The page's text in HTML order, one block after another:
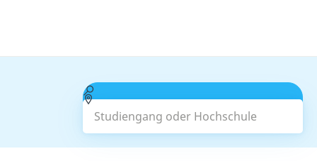
Studiengang oder Hochschule
Suchen